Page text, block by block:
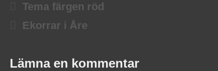
Tema färgen röd
Ekorrar i Åre
Lämna en kommentar